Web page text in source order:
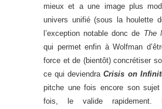
mieux et a une image plus
univers unifié (sous la houlette
l’exception notable donc de The
qui permet enfin à Wolfman
force et de (bientôt) concrétiser
ce qui deviendraCrisis on
pitche une fois encore son
fois, le valide rapidement.